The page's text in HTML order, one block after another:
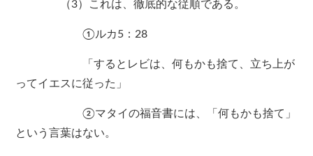
（3）これは、徹底的な従順である。
①ルカ5：28
「するとレビは、何もかも捨て、立ち上が
ってイエスに従った」
②マタイの福音書には、「何もかも捨て」
という言葉はない。